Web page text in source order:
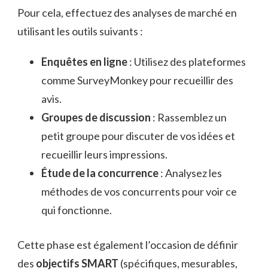
Pour cela, effectuez des analyses de marché en
utilisant les outils suivants :
Enquêtes en ligne: Utilisez des plateformes
comme SurveyMonkey pour recueillir des
avis.
Groupes de discussion : Rassemblez un
petit groupe pour discuter de vos idées et
recueillir leurs impressions.
Étude de la concurrence: Analysez les
méthodes de vos concurrents pour voir ce
qui fonctionne.
Cette phase est également l’occasion de définir
des objectifs SMART (spécifiques, mesurables,